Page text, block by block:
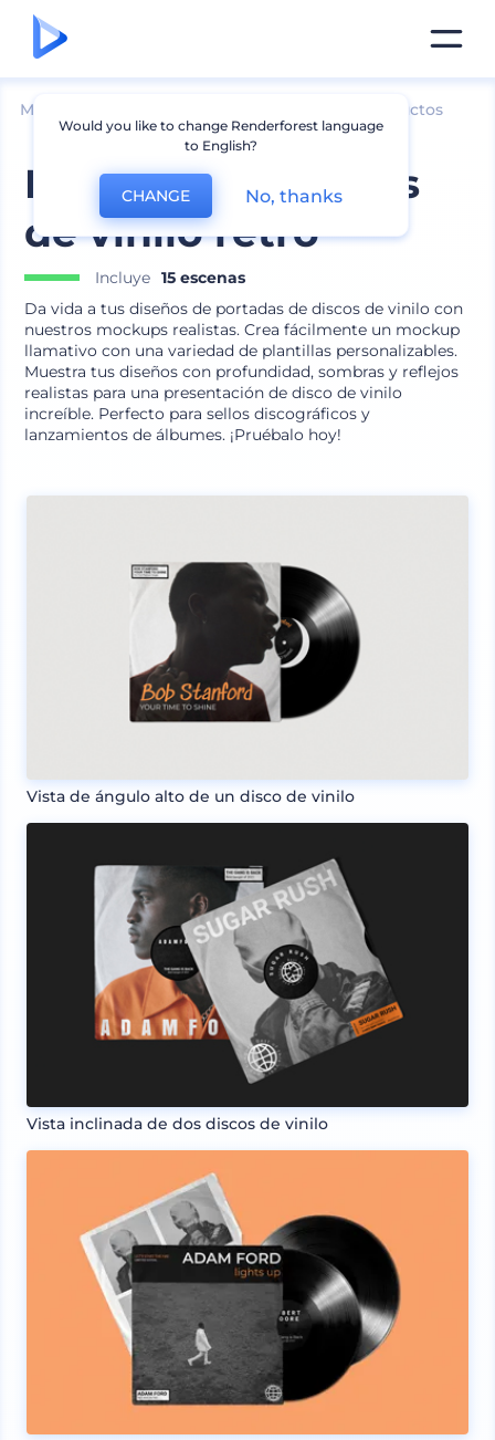
Mockups Otros Mockups de Productos
Mockups de discos
de vinilo retro
Incluye 15 escenas
Da vida a tus diseños de portadas de discos de vinilo con
nuestros mockups realistas. Crea fácilmente un mockup
llamativo con una variedad de plantillas personalizables.
Muestra tus diseños con profundidad, sombras y reflejos
realistas para una presentación de disco de vinilo
increíble. Perfecto para sellos discográficos y
lanzamientos de álbumes. ¡Pruébalo hoy!
Vista de ángulo alto de un disco de vinilo
Vista inclinada de dos discos de vinilo
Would you like to change Renderforest language
to English?
CHANGE No, thanks